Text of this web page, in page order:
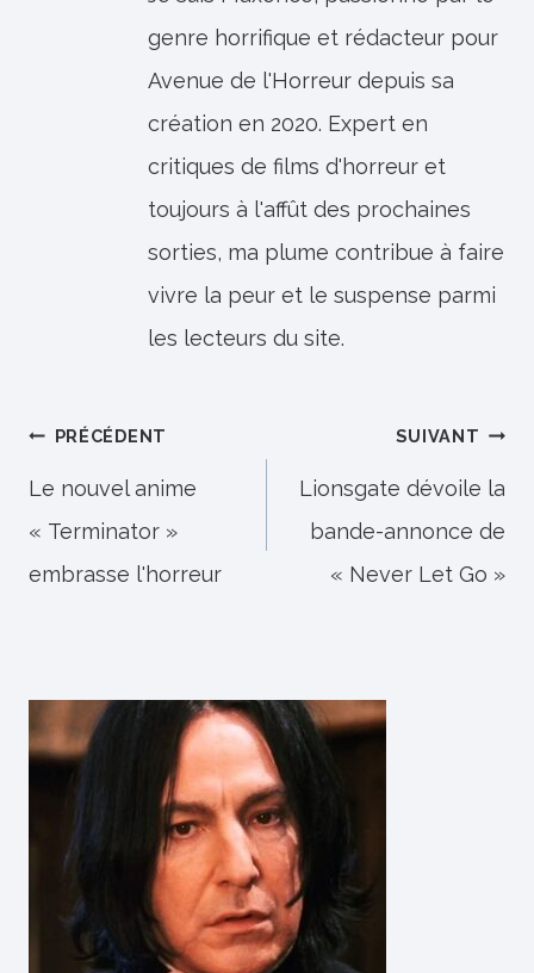
genre horrifique et rédacteur pour
Avenue de l'Horreur depuis sa
création en 2020. Expert en
critiques de films d'horreur et
toujours à l'affût des prochaines
sorties, ma plume contribue à faire
vivre la peur et le suspense parmi
les lecteurs du site.
Navigation
de
l’article
PRÉCÉDENT
Le nouvel anime
« Terminator »
embrasse l'horreur
SUIVANT
Lionsgate dévoile la
bande-annonce de
« Never Let Go »